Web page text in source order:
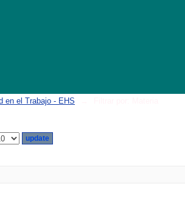
en el Trabajo - EHS